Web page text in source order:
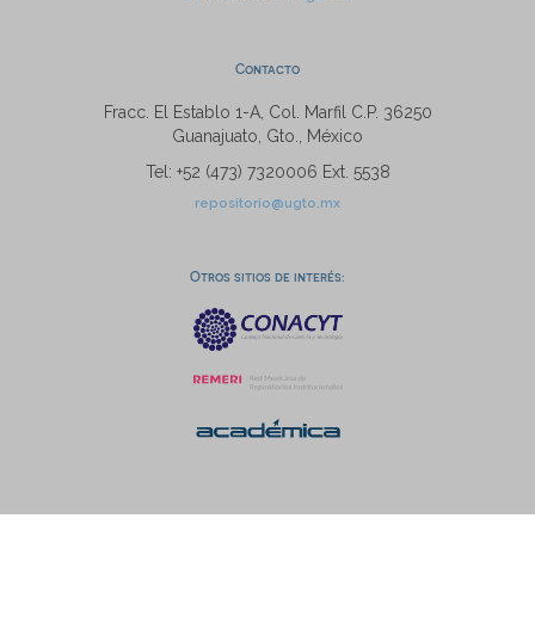
Contacto
Fracc. El Establo 1-A, Col. Marfil C.P. 36250
Guanajuato, Gto., México
Tel: +52 (473) 7320006 Ext. 5538
repositorio@ugto.mx
Otros sitios de interés: